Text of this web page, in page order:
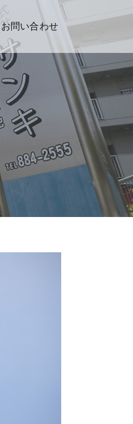
お問い合わせ